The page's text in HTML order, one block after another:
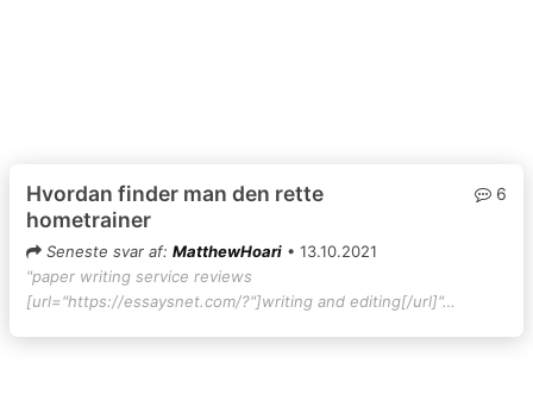
Hvordan finder man den rette
hometrainer
6
Seneste svar af: MatthewHoari • 13.10.2021
"paper writing service reviews
[url="https://essaysnet.com/?"]writing and editing[/url]"…